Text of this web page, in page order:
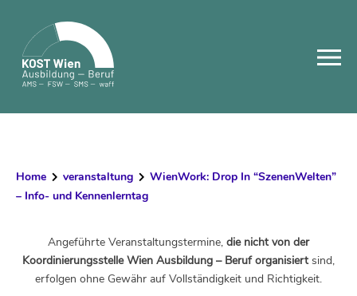
content
Home veranstaltung
WienWork: Drop In “SzenenWelten”
– Info- und Kennenlerntag
Angeführte Veranstaltungstermine, die nicht von der
Koordinierungsstelle Wien Ausbildung – Beruf organisiertsind,
erfolgen ohne Gewähr auf Vollständigkeit und Richtigkeit.